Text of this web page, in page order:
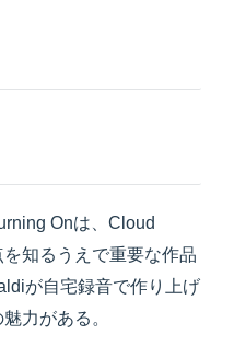
Onは、Cloud
知るうえで重要な作品
が自宅録音で作り上げ
力がある。